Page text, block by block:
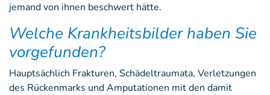
jemand von ihnen beschwert hätte.
Welche Krankheitsbilder haben Sie
vorgefunden?
Hauptsächlich Frakturen, Schädeltraumata, Verletzungen
des Rückenmarks und Amputationen mit den damit